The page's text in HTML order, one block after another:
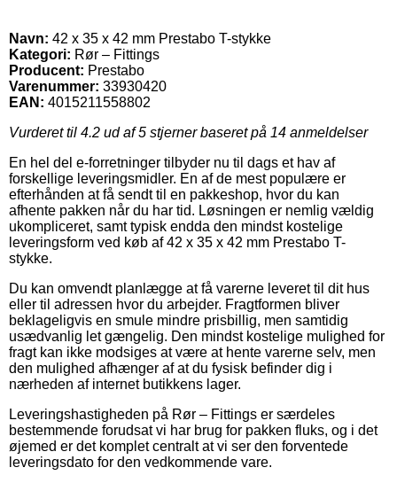
Navn: 42 x 35 x 42 mm Prestabo T-stykke
Kategori: Rør – Fittings
Producent: Prestabo
Varenummer: 33930420
EAN: 4015211558802
Vurderet til 4.2 ud af 5 stjerner baseret på 14 anmeldelser
En hel del e-forretninger tilbyder nu til dags et hav af
forskellige leveringsmidler. En af de mest populære er
efterhånden at få sendt til en pakkeshop, hvor du kan
afhente pakken når du har tid. Løsningen er nemlig vældig
ukompliceret, samt typisk endda den mindst kostelige
leveringsform ved køb af 42 x 35 x 42 mm Prestabo T-
stykke.
Du kan omvendt planlægge at få varerne leveret til dit hus
eller til adressen hvor du arbejder. Fragtformen bliver
beklageligvis en smule mindre prisbillig, men samtidig
usædvanlig let gængelig. Den mindst kostelige mulighed for
fragt kan ikke modsiges at være at hente varerne selv, men
den mulighed afhænger af at du fysisk befinder dig i
nærheden af internet butikkens lager.
Leveringshastigheden på Rør – Fittings er særdeles
bestemmende forudsat vi har brug for pakken fluks, og i det
øjemed er det komplet centralt at vi ser den forventede
leveringsdato for den vedkommende vare.